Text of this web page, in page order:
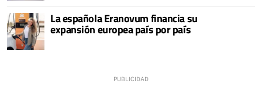
La española Eranovum financia su
expansión europea país por país